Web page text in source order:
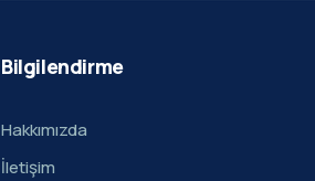
Bilgilendirme
Hakkımızda
İletişim